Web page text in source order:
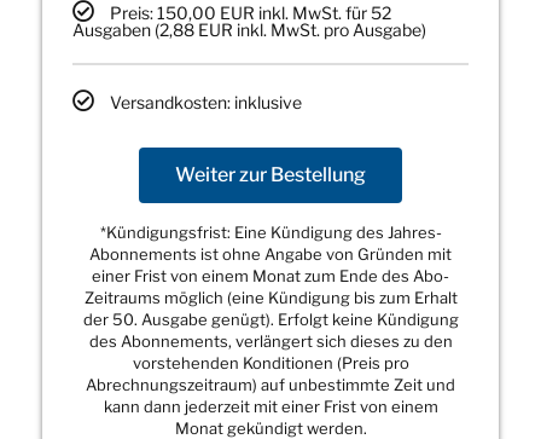
Preis: 150,00 EUR inkl. MwSt. für 52
Ausgaben (2,88 EUR inkl. MwSt. pro Ausgabe)
Versandkosten: inklusive
Weiter zur Bestellung
*Kündigungsfrist: Eine Kündigung des Jahres-
Abonnements ist ohne Angabe von Gründen mit
einer Frist von einem Monat zum Ende des Abo-
Zeitraums möglich (eine Kündigung bis zum Erhalt
der 50. Ausgabe genügt). Erfolgt keine Kündigung
des Abonnements, verlängert sich dieses zu den
vorstehenden Konditionen (Preis pro
Abrechnungszeitraum) auf unbestimmte Zeit und
kann dann jederzeit mit einer Frist von einem
Monat gekündigt werden.